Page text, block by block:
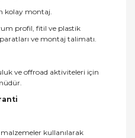
kolay montaj.
profil, fitil ve plastik
ve montaj talimatı.
ve offroad aktiviteleri için
kullanılarak